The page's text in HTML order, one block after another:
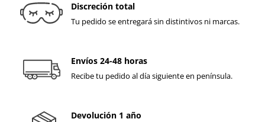
Discreción total
Tu pedido se entregará sin distintivos ni marcas.
Envíos 24-48 horas
Recibe tu pedido al día siguiente en península.
Devolución 1 año